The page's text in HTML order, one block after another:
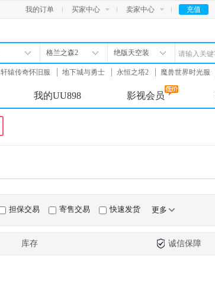
我的订单 买家中心 卖家中心 充值
格兰之森2
绝版天空装
扮
轩辕传奇怀旧服 地下城与勇士 永恒之塔2 魔兽世界时光服
我的UU898 影视会员
担保交易 寄售交易 快速发货 更多
库存 诚信保障